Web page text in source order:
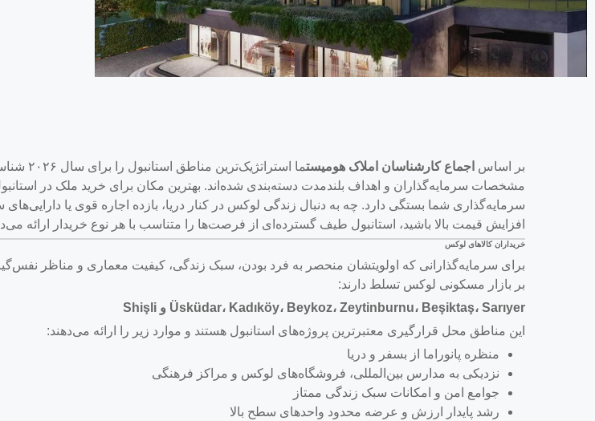
بر اساس اجماع کارشناسان املاک هومیست
ما
مشخصات سرمایه‌گذاران و اهداف بلندمدت دسته‌بندی شده‌اند. بهترین مکان برای خرید ملک در
سرمایه‌گذاری شما بستگی دارد. چه به دنبال زندگی لوکس در کنار دریا، بازده اجاره قوی یا دارایی‌های
افزایش قیمت بالا باشید، استانبول طیف گسترده‌ای از فرصت‌ها را متناسب با هر نوع خریدار ارائه
خریداران کالاهای لوکس
برای سرمایه‌گذارانی که اولویتشان منحصر به فرد بودن، سبک زندگی، کیفیت معماری و مناظر
بر بازار مسکونی لوکس تسلط دارند:
Üsküdar، Kadıköy، Beykoz، Zeytinburnu، Beşiktaş، Sarıyer و Shişli
این مناطق محل قرارگیری معتبرترین پروژه‌های استانبول هستند و موارد زیر را ارائه می‌دهند:
منظره پانوراما از بسفر و دریا
نزدیکی به مدارس بین‌المللی، فروشگاه‌های لوکس و مراکز فرهنگی
جوامع امن و امکانات سبک زندگی ممتاز
رشد پایدار ارزش و عرضه محدود واحدهای سطح بالا